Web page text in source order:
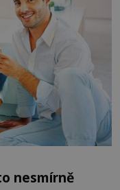
nesmírně